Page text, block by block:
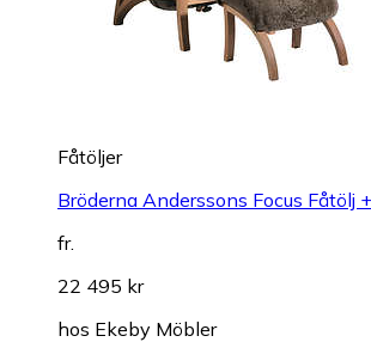
Fåtöljer
Bröderna Anderssons Focus Fåtölj
fr.
22 495 kr
hos Ekeby Möbler